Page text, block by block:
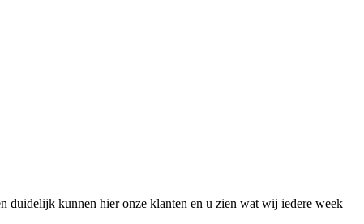
duidelijk kunnen hier onze klanten en u zien wat wij iedere week